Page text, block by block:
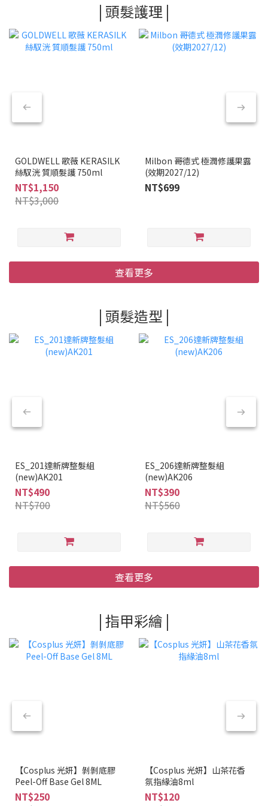
| 頭髮護理 |
GOLDWELL 歌薇 KERASILK
絲馭洸 質順髮護 750ml
NT$1,150
NT$3,000
Milbon 哥德式 極潤修護果露
(效期2027/12)
NT$699
查看更多
| 頭髮造型 |
ES_201達新牌整髮組
(new)AK201
NT$490
NT$700
ES_206達新牌整髮組
(new)AK206
NT$390
NT$560
查看更多
| 指甲彩繪 |
【Cosplus 光妍】剝剝底膠
Peel-Off Base Gel 8ML
NT$250
【Cosplus 光妍】山茶花香
氛指緣油8ml
NT$120